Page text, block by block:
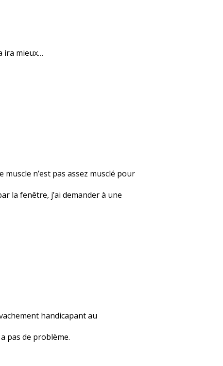
ira mieux…
n’est pas assez musclé pour
la fenêtre, j’ai demander à une
handicapant au
pas de problème.